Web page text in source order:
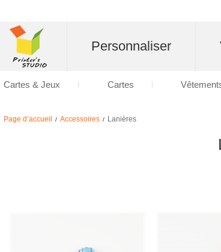
Page d’accueil / Accessoires / Lanières
Personnaliser
Cartes & Jeux Cartes